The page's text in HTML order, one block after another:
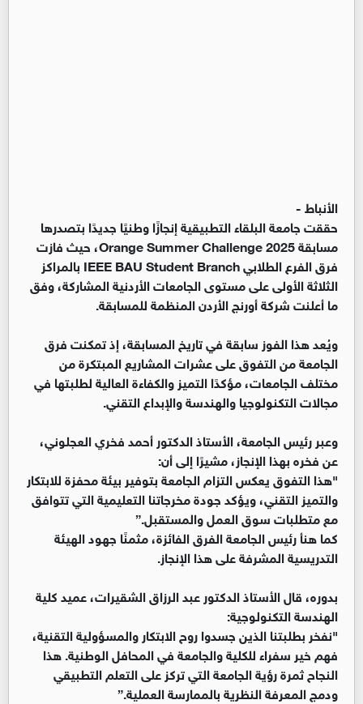
الأنباط -
حققت جامعة البلقاء التطبيقية إنجازًا وطنيًا جديدًا بتصدرها
مسابقة Orange Summer Challenge 2025، حيث فازت
فرق الفرع الطلابي IEEE BAU Student Branch بالمراكز
الثلاثة الأولى على مستوى الجامعات الأردنية المشاركة، وفق
ما أعلنت شركة أورنج الأردن المنظمة للمسابقة.
ويُعد هذا الفوز سابقة في تاريخ المسابقة، إذ تمكنت فرق
الجامعة من التفوق على عشرات المشاريع المبتكرة من
مختلف الجامعات، مؤكدًا التميز والكفاءة العالية لطلبتها في
مجالات التكنولوجيا والهندسة والإبداع التقني.
وعبر رئيس الجامعة، الأستاذ الدكتور أحمد فخري العجلوني،
عن فخره بهذا الإنجاز، مشيرًا إلى أن:
"هذا التفوق يعكس التزام الجامعة بتوفير بيئة محفزة للابتكار
والتميز التقني، ويؤكد جودة مخرجاتنا التعليمية التي تتوافق
مع متطلبات سوق العمل والمستقبل.”
كما هنأ رئيس الجامعة الفرق الفائزة، مثمنًا جهود الهيئة
التدريسية المشرفة على هذا الإنجاز.
بدوره، قال الأستاذ الدكتور عبد الرزاق الشقيرات، عميد كلية
الهندسة التكنولوجية:
"نفخر بطلبتنا الذين جسدوا روح الابتكار والمسؤولية التقنية،
فهم خير سفراء للكلية والجامعة في المحافل الوطنية. هذا
النجاح ثمرة رؤية الجامعة التي تركز على التعلم التطبيقي
ودمج المعرفة النظرية بالممارسة العملية.”